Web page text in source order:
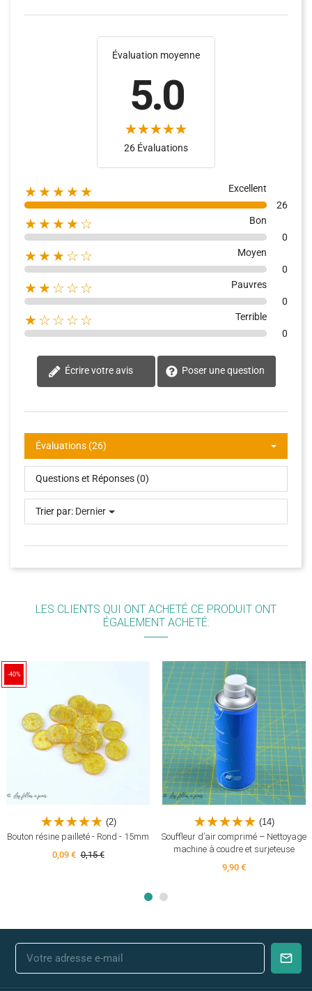
Évaluation moyenne
5.0
26 Évaluations
★★★★★
Excellent
26
★★★★☆
Bon
0
★★★☆☆
Moyen
0
★★☆☆☆
Pauvres
0
★☆☆☆☆
Terrible
0
Écrire votre avis Poser une question
Évaluations (26)
Questions et Réponses (0)
Trier par: Dernier
LES CLIENTS QUI ONT ACHETÉ CE PRODUIT ONT
ÉGALEMENT ACHETÉ:
-40%
(2)
Bouton résine pailleté - Rond - 15mm
0,09 € 0,15 €
(14)
Souffleur d’air comprimé – Nettoyage
machine à coudre et surjeteuse
9,90 €